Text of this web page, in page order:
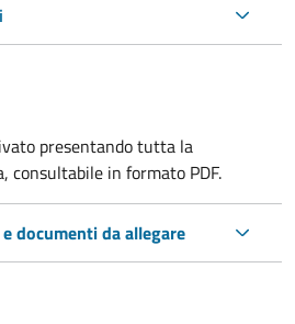
presentando tutta la
consultabile in formato PDF.
documenti da allegare